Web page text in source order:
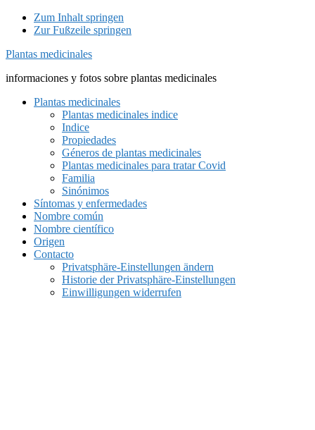
Zum Inhalt springen
Zur Fußzeile springen
Plantas medicinales
informaciones y fotos sobre plantas medicinales
Plantas medicinales
Plantas medicinales indice
Indice
Propiedades
Géneros de plantas medicinales
Plantas medicinales para tratar Covid
Familia
Sinónimos
Síntomas y enfermedades
Nombre común
Nombre científico
Origen
Contacto
Privatsphäre-Einstellungen ändern
Historie der Privatsphäre-Einstellungen
Einwilligungen widerrufen